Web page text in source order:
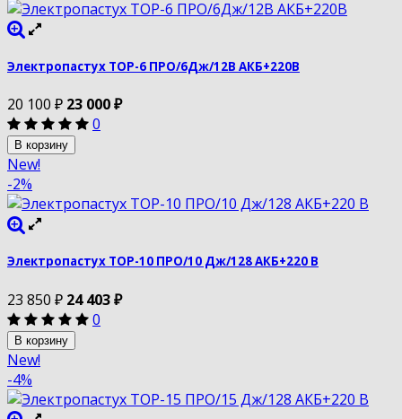
Электропастух ТОР-6 ПРО/6Дж/12В АКБ+220В
20 100 ₽ 23 000₽
0
В корзину
New!
-2%
Электропастух ТОР-10 ПРО/10 Дж/128 АКБ+220 В
23 850 ₽ 24 403₽
0
В корзину
New!
-4%